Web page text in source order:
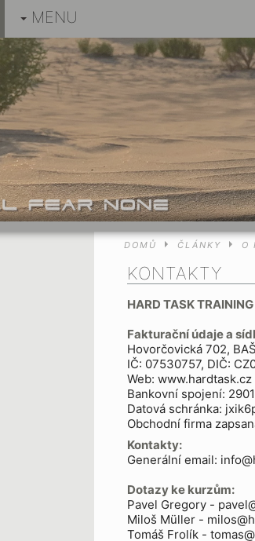
MENU
DOMŮ ČLÁNKY O
KONTAKTY
HARD TASK
Fakturační údaje a
Hovorčovická 702,
IČ: 07530757, DIČ:
Web: www.hardtask.cz
Bankovní spojení:
Datová schránka:
Obchodní firma
Kontakty:
Generální email:
Dotazy ke kurzům:
Pavel Gregory -
Miloš Müller -
Tomáš Frolík -